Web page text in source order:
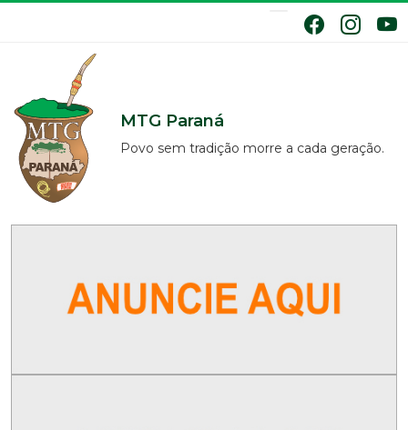
MTG Paraná
Povo sem tradição morre a cada geração.